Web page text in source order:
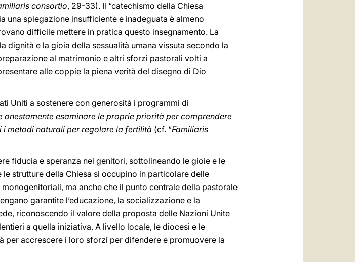
consortio, 29-33). Il “catechismo della Chiesa
una spiegazione insufficiente e inadeguata è almeno
difficile mettere in pratica questo insegnamento. La
dignità e la gioia della sessualità umana vissuta secondo la
al matrimonio e altri sforzi pastorali volti a
alle coppie la piena verità del disegno di Dio
Uniti a sostenere con generosità i programmi di
onestamente esaminare le proprie priorità per comprendere
i metodi naturali per regolare la fertilità (cf. “Familiaris
fiducia e speranza nei genitori, sottolineando le gioie e le
strutture della Chiesa si occupino in particolare delle
ma anche che il punto centrale della pastorale
garantite l’educazione, la socializzazione e la
riconoscendo il valore della proposta delle Nazioni Unite
a quella iniziativa. A livello locale, le diocesi e le
accrescere i loro sforzi per difendere e promuovere la